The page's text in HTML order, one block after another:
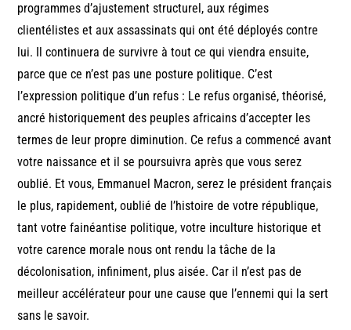
programmes d’ajustement structurel, aux régimes
clientélistes et aux assassinats qui ont été déployés contre
lui. Il continuera de survivre à tout ce qui viendra ensuite,
parce que ce n’est pas une posture politique. C’est
l’expression politique d’un refus : Le refus organisé, théorisé,
ancré historiquement des peuples africains d’accepter les
termes de leur propre diminution. Ce refus a commencé avant
votre naissance et il se poursuivra après que vous serez
oublié. Et vous, Emmanuel Macron, serez le président français
le plus, rapidement, oublié de l’histoire de votre république,
tant votre fainéantise politique, votre inculture historique et
votre carence morale nous ont rendu la tâche de la
décolonisation, infiniment, plus aisée. Car il n’est pas de
meilleur accélérateur pour une cause que l’ennemi qui la sert
sans le savoir.